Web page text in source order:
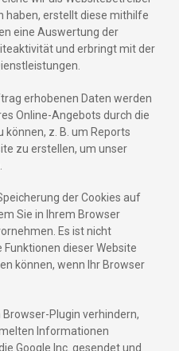
haben, erstellt diese mithilfe
eine Auswertung der
und erbringt mit der
erhobenen Daten werden
Online-Angebots durch die
z. B. um Reports
zu erstellen, um unser
der Cookies auf
Sie in Ihrem Browser
Es ist nicht
dieser Website
können, wenn Ihr Browser
Plugin verhindern,
Informationen
Google Inc. gesendet und